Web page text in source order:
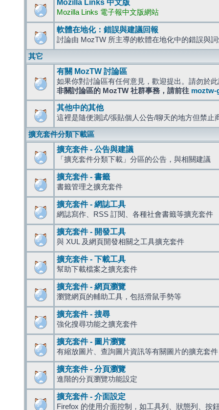
Mozilla Links 中文版
Mozilla Links 電子報中文版網站
軟體在地化：錯誤與建議回報
討論由 MozTW 所主導的軟體在地化中的錯誤與
其它
有關 MozTW 討論區
如果你對討論區有任何意見，歡迎提出。請勿於
非關討論區的 MozTW 社群事務，請前往 moztw-
其他中的其他
這裡是隨便測試/張貼個人公告/聊天的地方但禁止
擴充套件分類下載區
擴充套件 - 公告與建議
「擴充套件分類下載」分區的公告，與相關建議
擴充套件 - 書籤
書籤管理之擴充套件
擴充套件 - 網誌工具
網誌寫作、RSS 訂閱、各種社會書籤等擴充套件
擴充套件 - 開發工具
與 XUL 及網頁開發相關之工具擴充套件
擴充套件 - 下載工具
幫助下載檔案之擴充套件
擴充套件 - 網頁瀏覽
瀏覽網頁的輔助工具，包括滑鼠手勢等
擴充套件 - 搜尋
強化搜尋功能之擴充套件
擴充套件 - 圖片瀏覽
有縮放圖片、查詢圖片資訊等有關圖片的擴充套件
擴充套件 - 分頁瀏覽
進階的分頁瀏覽功能設定
擴充套件 - 介面設定
Firefox 的使用介面控制，如工具列、狀態列、按